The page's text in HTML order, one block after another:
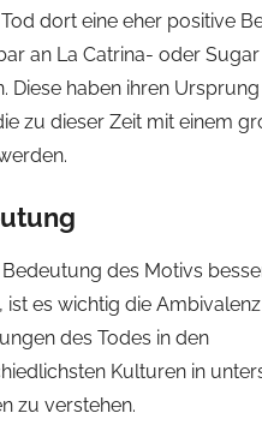
dort eine eher positive
an La Catrina- oder
Diese haben ihren
zu dieser Zeit mit einem
des Motivs
ist es wichtig die
des Todes in den
Kulturen in
zu verstehen.